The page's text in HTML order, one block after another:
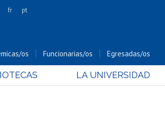
y Conservación
fr pt
os Funcionarias/os Egresadas/os
LA UNIVERSIDAD